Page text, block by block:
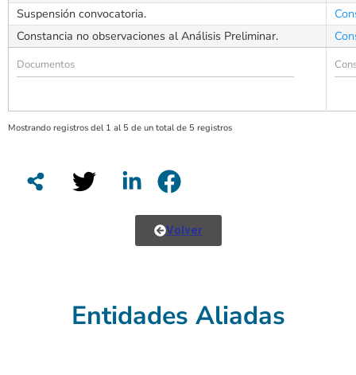
Suspensión convocatoria.
Constancia no observaciones al Análisis Preliminar.
Mostrando registros del 1 al 5 de un total de 5 registros
Volver
Entidades Aliadas